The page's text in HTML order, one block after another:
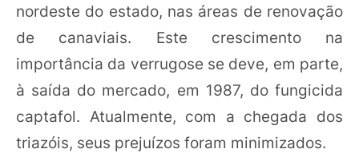
nordeste do estado, nas áreas de renovação
de canaviais. Este crescimento na
importância da verrugose se deve, em parte,
à saída do mercado, em 1987, do fungicida
captafol. Atualmente, com a chegada dos
triazóis, seus prejuízos foram minimizados.